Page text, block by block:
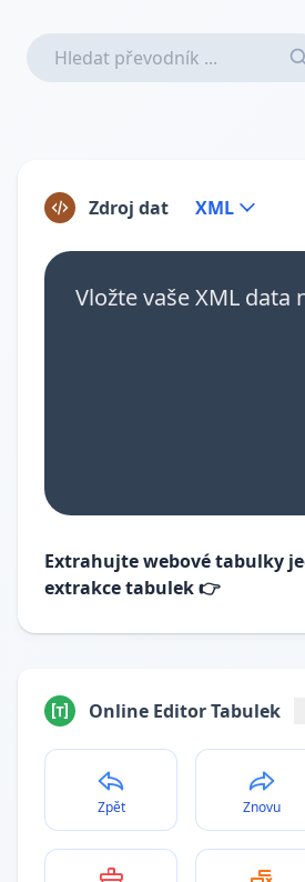
Zdroj dat XML
Vložte vaše XML
Extrahujte webové tabulky
extrakce tabulek 👉
Online Editor Tabulek
Zpět Znovu